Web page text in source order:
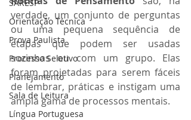
SARESP
Orientação Técnica
Prova Paulista
Processo Seletivo
Planejamento
Sala de Leitura
Língua Portuguesa
verdade, um conjunto de perguntas
ou uma pequena sequência de
etapas que podem ser usadas
sozinhas ou com um grupo. Elas
foram projetadas para serem fáceis
de lembrar, práticas e instigam uma
ampla gama de processos mentais.